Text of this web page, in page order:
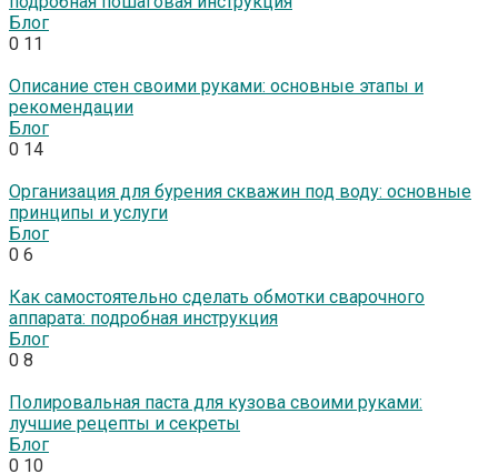
Блог
0 11
Описание стен своими руками: основные этапы и
рекомендации
Блог
0 14
Организация для бурения скважин под воду: основные
принципы и услуги
Блог
0 6
Как самостоятельно сделать обмотки сварочного
аппарата: подробная инструкция
Блог
0 8
Полировальная паста для кузова своими руками:
лучшие рецепты и секреты
Блог
0 10